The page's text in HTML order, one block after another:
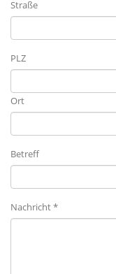
Straße
PLZ
Ort
Betreff
Nachricht *